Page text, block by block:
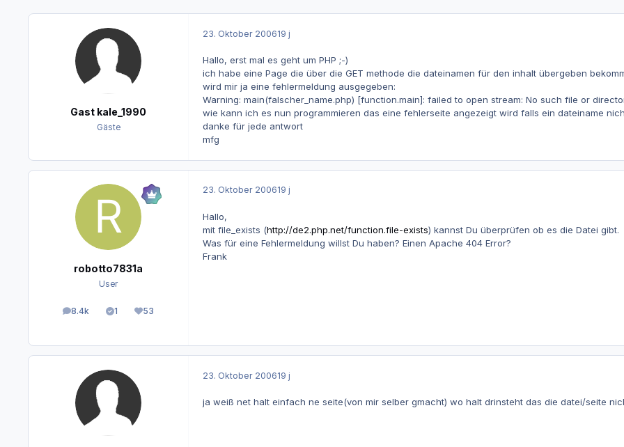
Gast kale_1990
Gäste
23. Oktober 200619 j
Hallo, erst mal es geht um PHP ;-)
ich habe eine Page die über die GET methode die dateinamen für den inhalt übergeben
wird mir ja eine fehlermeldung ausgegeben:
Warning: main(falscher_name.php) [function.main]: failed to open stream: No such file or
wie kann ich es nun programmieren das eine fehlerseite angezeigt wird falls ein dateiname
danke für jede antwort
mfg
robotto7831a
User
8.4k
Beiträge 1
Lösungen
53
Reputation
23. Oktober 200619 j
Hallo,
mit file_exists (http://de2.php.net/function.file-exists) kannst Du überprüfen ob es die Datei gibt.
Was für eine Fehlermeldung willst Du haben? Einen Apache 404 Error?
Frank
23. Oktober 200619 j
ja weiß net halt einfach ne seite(von mir selber gmacht) wo halt drinsteht das die datei/seite